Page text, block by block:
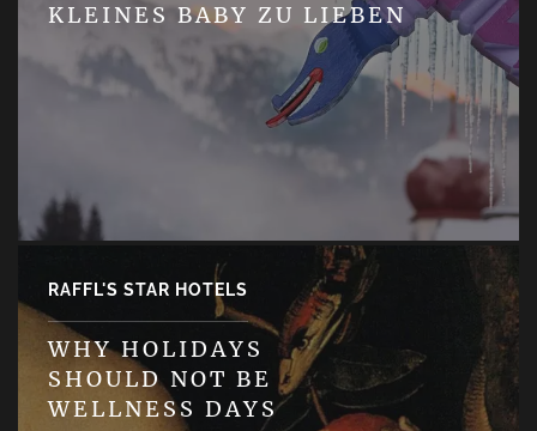
KLEINES BABY ZU LIEBEN
RAFFL'S STAR HOTELS
WHY HOLIDAYS
SHOULD NOT BE
WELLNESS DAYS